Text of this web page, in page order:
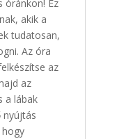
óránkon! Ez
akik a
tudatosan,
Az óra
az
az
a lábak
nyújtás